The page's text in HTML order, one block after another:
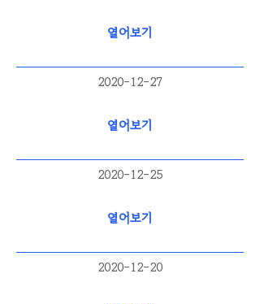
열어보기
2020-12-27
열어보기
2020-12-25
열어보기
2020-12-20